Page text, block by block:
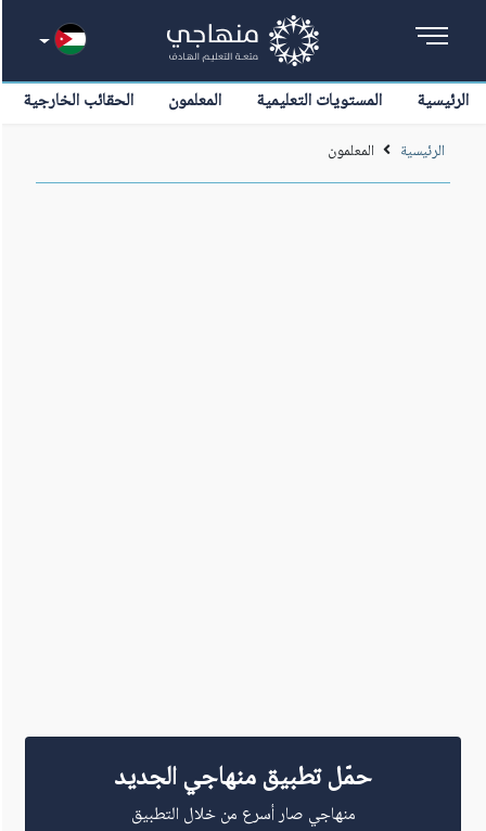
الرئيسية المستويات التعليمية المعلمون الحقائب الخارجية
الرئيسية المعلمون
حمّل تطبيق منهاجي الجديد
منهاجي صار أسرع من خلال التطبيق